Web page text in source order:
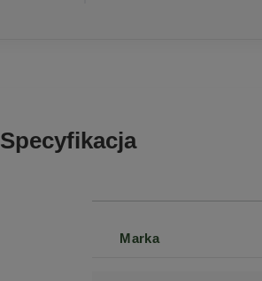
Specyfikacja
Marka